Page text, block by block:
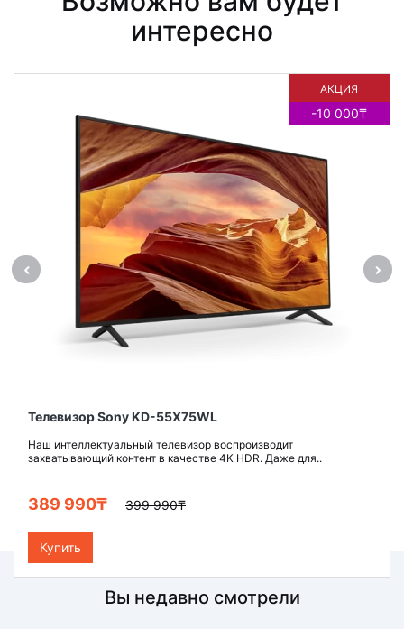
интересно
АКЦИЯ
-10 000₸
Телевизор Sony KD-55X75WL
Наш интеллектуальный телевизор воспроизводит
захватывающий контент в качестве 4K HDR. Даже для..
389 990₸ 399 990₸
Купить
Вы недавно смотрели